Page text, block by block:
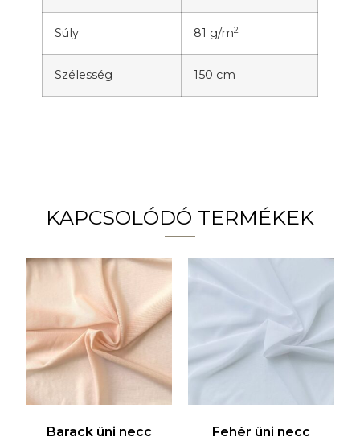
Súly 81 g/m2
Szélesség 150 cm
KAPCSOLÓDÓ TERMÉKEK
Barack üni necc Fehér üni necc